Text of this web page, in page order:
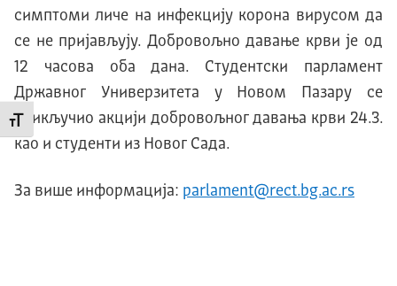
Промени величину слова
симптоми личе на инфекцију корона вирусом да
се не пријављују. Добровољно давање крви је од
12 часова оба дана. Студентски парламент
Државног Универзитета у Новом Пазару се
прикључио акцији добровољног давања крви 24.3.
као и студенти из Новог Сада.
За више информација: parlament@rect.bg.ac.rs